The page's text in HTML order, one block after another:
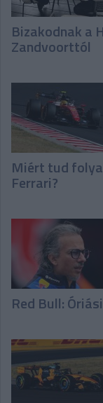
Bizakodnak a
Zandvoorttól
Miért tud
Ferrari?
Red Bull: